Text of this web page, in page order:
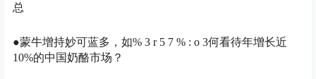
总
●蒙牛增持妙可蓝多，如% 3 r 5 7 % : o 3何看待年增长近
10%的中国奶酪市场？